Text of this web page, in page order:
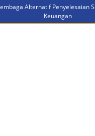
Alternatif Penyelesaian
Keuangan